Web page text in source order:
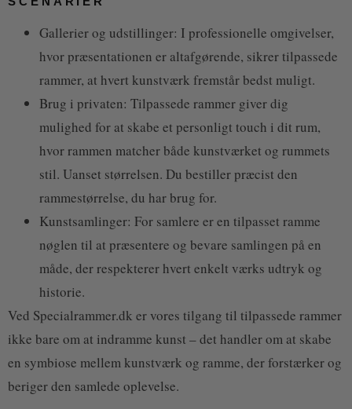
Gallerier og udstillinger: I professionelle omgivelser,
hvor præsentationen er altafgørende, sikrer tilpassede
rammer, at hvert kunstværk fremstår bedst muligt.
Brug i privaten: Tilpassede rammer giver dig
mulighed for at skabe et personligt touch i dit rum,
hvor rammen matcher både kunstværket og rummets
stil. Uanset størrelsen. Du bestiller præcist den
rammestørrelse, du har brug for.
Kunstsamlinger: For samlere er en tilpasset ramme
nøglen til at præsentere og bevare samlingen på en
måde, der respekterer hvert enkelt værks udtryk og
historie.
Ved Specialrammer.dk er vores tilgang til tilpassede rammer
ikke bare om at indramme kunst – det handler om at skabe
en symbiose mellem kunstværk og ramme, der forstærker og
beriger den samlede oplevelse.